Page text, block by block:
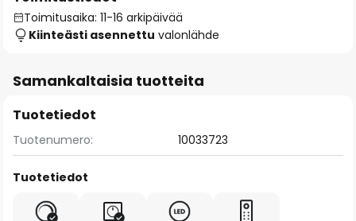
Toimitusaika: 11-16 arkipäivää
Kiinteästi asennettu valonlähde
Samankaltaisia tuotteita
Tuotetiedot
Tuotenumero: 10033723
Tuotetiedot